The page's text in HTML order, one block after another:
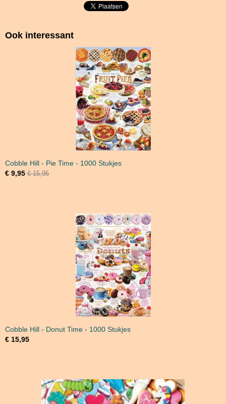
Ook interessant
Cobble Hill - Pie Time - 1000 Stukjes
€ 9,95 € 15,95
Cobble Hill - Donut Time - 1000 Stukjes
€ 15,95